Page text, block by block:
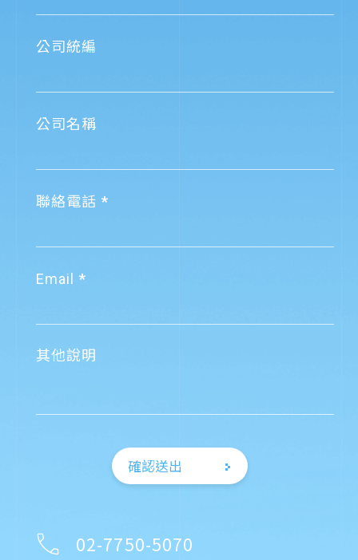
公司統編
公司名稱
聯絡電話
Email
其他說明
確認送出
02-7750-5070